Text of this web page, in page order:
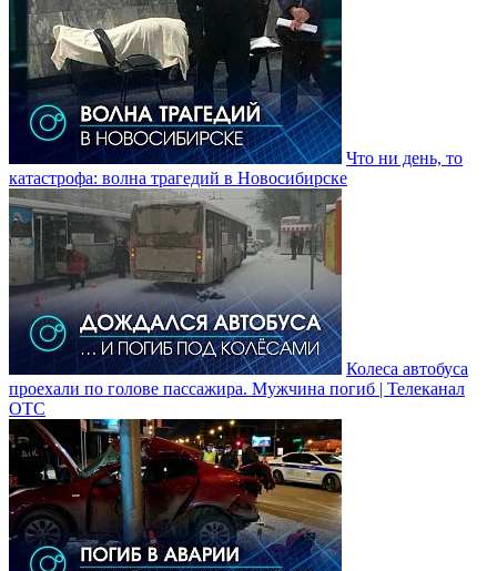
Что ни день, то
катастрофа: волна трагедий в Новосибирске
Колеса автобуса
проехали по голове пассажира. Мужчина погиб | Телеканал
ОТС